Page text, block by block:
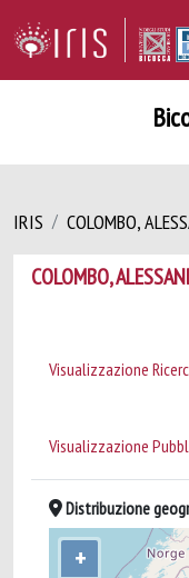
IRIS COLOMBO,
COLOMBO,
Visualizzazione
Visualizzazione
Distribuzione
+